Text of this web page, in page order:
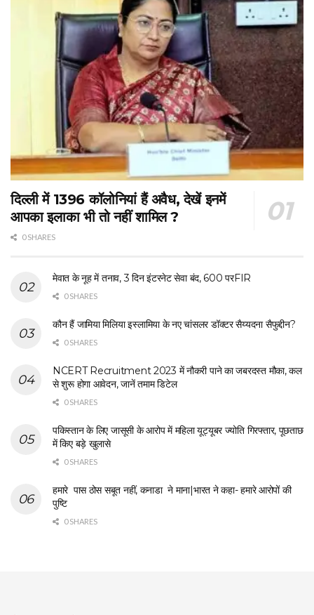
दिल्ली में 1396 कॉलोनियां हैं अवैध, देखें इनमें
आपका इलाका भी तो नहीं शामिल ?
0 SHARES
मेवात के नूह में तनाव, 3 दिन इंटरनेट सेवा बंद, 600 परFIR
0 SHARES
कौन हैं जामिया मिलिया इस्लामिया के नए चांसलर डॉक्टर सैय्यदना सैफुद्दीन?
0 SHARES
NCERT Recruitment 2023 में नौकरी पाने का जबरदस्त मौका, कल
से शुरू होगा आवेदन, जानें तमाम डिटेल
0 SHARES
पकिस्तान के लिए जासूसी के आरोप में महिला यूट्यूबर ज्योति गिरफ्तार, पूछताछ
में किए बड़े खुलासे
0 SHARES
हमारे पास ठोस सबूत नहीं, कनाडा ने माना|भारत ने कहा- हमारे आरोपों की
पुष्टि
0 SHARES